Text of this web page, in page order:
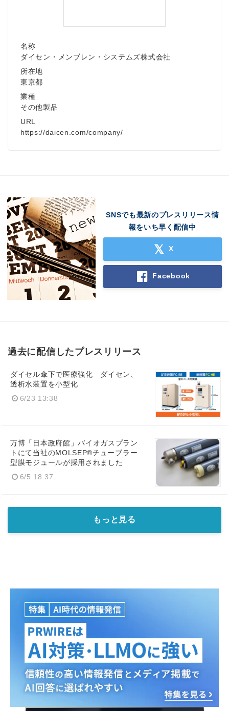
名称
ダイセン・メンブレン・システムズ株式会社
所在地
東京都
業種
その他製品
URL
https://daicen.com/company/
SNSでも最新のプレスリリース情
報をいち早く配信中
X
Facebook
過去に配信したプレスリリース
ダイセル傘下で医療強化 ダイセン、
透析水装置を小型化
6/23 13:38
万博「日本政府館」バイオガスプラン
トにて当社のMOLSEP®チューブラー
型膜モジュールが採用されました
6/5 18:37
もっと見る